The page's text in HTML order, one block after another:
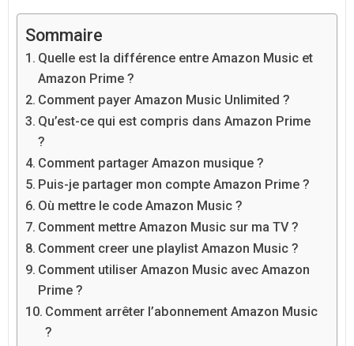
Sommaire
Quelle est la différence entre Amazon Music et
Amazon Prime ?
Comment payer Amazon Music Unlimited ?
Qu’est-ce qui est compris dans Amazon Prime
?
Comment partager Amazon musique ?
Puis-je partager mon compte Amazon Prime ?
Où mettre le code Amazon Music ?
Comment mettre Amazon Music sur ma TV ?
Comment creer une playlist Amazon Music ?
Comment utiliser Amazon Music avec Amazon
Prime ?
Comment arrêter l’abonnement Amazon Music
?